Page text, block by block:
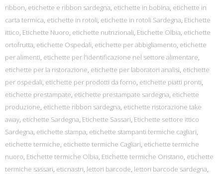
ribbon, etichette e ribbon sardegna, etichette in bobina, etichette in
carta termica, etichette in rotoli, etichette in rotoli Sardegna, Etichette
ittico, Etichette Nuoro, etichette nutrizionali, Etichette Olbia, etichette
ortofrutta, etichette Ospedali, etichette per abbigliamento, etichette
per alimenti, etichette per l'identificazione nel settore alimentare,
etichette per la ristorazione, etichette per laboratori analisi, etichette
per ospedali, etichette per prodotti da forno, etichette piatti pronti,
etichette prestampate, etichette prestampate sardegna, etichette
produzione, etichette ribbon sardegna, etichette ristorazione take
away, etichette Sardegna, Etichette Sassari, Etichette settore ittico
Sardegna, etichette stampa, etichette stampanti termiche cagliari,
etichette termiche, etichette termiche Cagliari, etichette termiche
nuoro, Etichette termiche Olbia, Etichette termiche Oristano, etichette
termiche sassari, eticnastri, lettori barcode, lettori barcode sardegna,